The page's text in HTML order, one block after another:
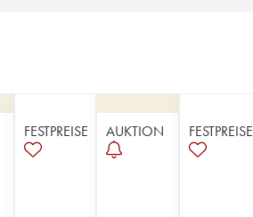
FESTPREISE AUKTION FESTPREISE